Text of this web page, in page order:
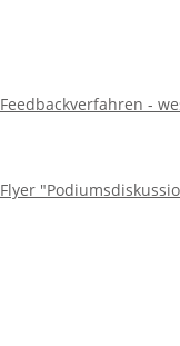
Feedbackverfahren -
Flyer